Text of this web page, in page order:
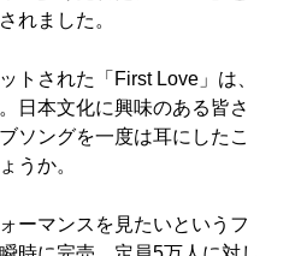
れました。
トされた「First Love」は、
日本文化に興味のある皆さ
ソングを一度は耳にしたこ
うか。
ーマンスを見たいというフ